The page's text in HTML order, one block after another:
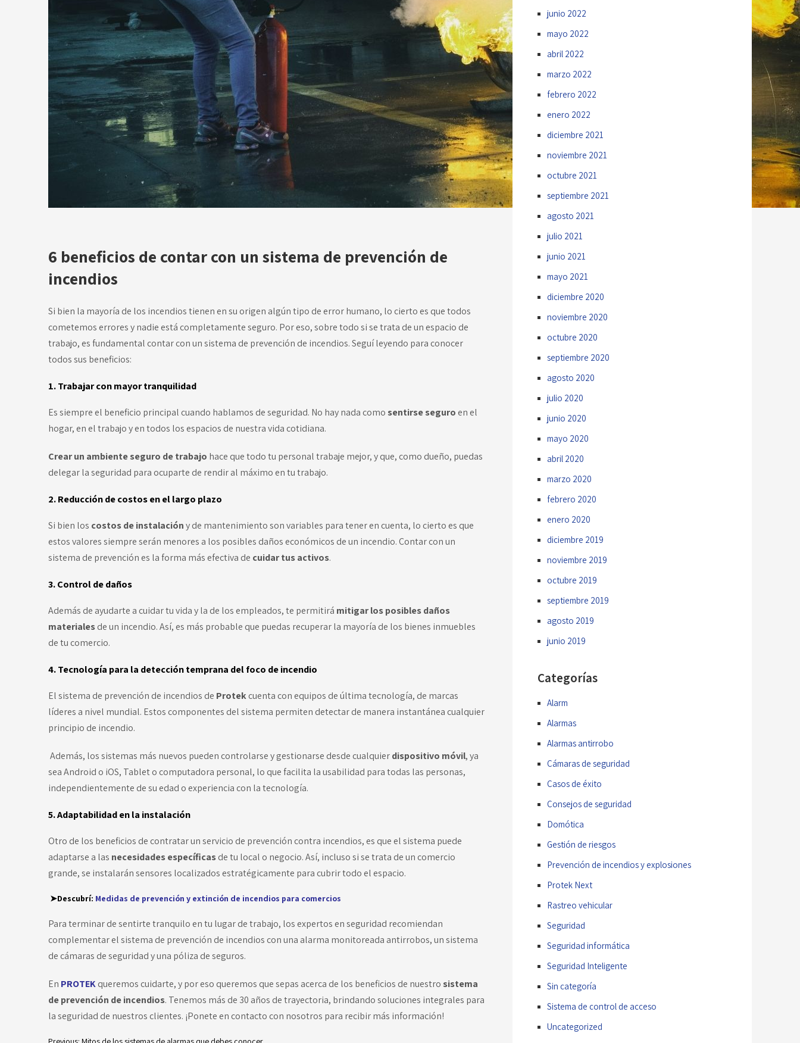
6 beneficios de contar con un sistema de prevención de
incendios
Si bien la mayoría de los incendios tienen en su origen algún tipo de error humano, lo cierto es que todos
cometemos errores y nadie está completamente seguro. Por eso, sobre todo si se trata de un espacio de
trabajo, es fundamental contar con un sistema de prevención de incendios. Seguí leyendo para conocer
todos sus beneficios:
1. Trabajar con mayor tranquilidad
Es siempre el beneficio principal cuando hablamos de seguridad. No hay nada como sentirse seguro en el
hogar, en el trabajo y en todos los espacios de nuestra vida cotidiana.
Crear un ambiente seguro de trabajo hace que todo tu personal trabaje mejor, y que, como dueño, puedas
delegar la seguridad para ocuparte de rendir al máximo en tu trabajo.
2. Reducción de costos en el largo plazo
Si bien los costos de instalacióny de mantenimiento son variables para tener en cuenta, lo cierto es que
estos valores siempre serán menores a los posibles daños económicos de un incendio. Contar con un
sistema de prevención es la forma más efectiva de cuidar tus activos.
3. Control de daños
Además de ayudarte a cuidar tu vida y la de los empleados, te permitirá mitigar los posibles daños
materialesde un incendio. Así, es más probable que puedas recuperar la mayoría de los bienes inmuebles
de tu comercio.
4. Tecnología para la detección temprana del foco de incendio
El sistema de prevención de incendios de Protekcuenta con equipos de última tecnología, de marcas
líderes a nivel mundial. Estos componentes del sistema permiten detectar de manera instantánea cualquier
principio de incendio.
Además, los sistemas más nuevos pueden controlarse y gestionarse desde cualquierdispositivo móvil, ya
sea Android o iOS, Tablet o computadora personal, lo que facilita la usabilidad para todas las personas,
independientemente de su edad o experiencia con la tecnología.
5. Adaptabilidad en la instalación
Otro de los beneficios de contratar un servicio de prevención contra incendios, es que el sistema puede
adaptarse a las necesidades específicasde tu local o negocio. Así, incluso si se trata de un comercio
grande, se instalarán sensores localizados estratégicamente para cubrir todo el espacio.
➤Descubrí: Medidas de prevención y extinción de incendios para comercios
Para terminar de sentirte tranquilo en tu lugar de trabajo, los expertos en seguridad recomiendan
complementar el sistema de prevención de incendios con una alarma monitoreada antirrobos, un sistema
de cámaras de seguridad y una póliza de seguros.
En PROTEKqueremos cuidarte, y por eso queremos que sepas acerca de los beneficios de nuestro sistema
de prevención de incendios. Tenemos más de 30 años de trayectoria, brindando soluciones integrales para
la seguridad de nuestros clientes. ¡Ponete en contacto con nosotros para recibir más información!
junio 2022
mayo 2022
abril 2022
marzo 2022
febrero 2022
enero 2022
diciembre 2021
noviembre 2021
octubre 2021
septiembre 2021
agosto 2021
julio 2021
junio 2021
mayo 2021
diciembre 2020
noviembre 2020
octubre 2020
septiembre 2020
agosto 2020
julio 2020
junio 2020
mayo 2020
abril 2020
marzo 2020
febrero 2020
enero 2020
diciembre 2019
noviembre 2019
octubre 2019
septiembre 2019
agosto 2019
junio 2019
Categorías
Alarm
Alarmas
Alarmas antirrobo
Cámaras de seguridad
Casos de éxito
Consejos de seguridad
Domótica
Gestión de riesgos
Prevención de incendios y explosiones
Protek Next
Rastreo vehicular
Seguridad
Seguridad informática
Seguridad Inteligente
Sin categoría
Sistema de control de acceso
Uncategorized